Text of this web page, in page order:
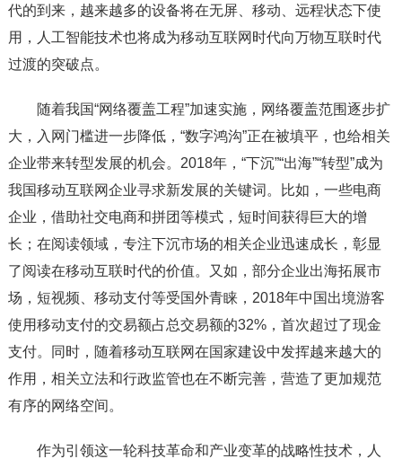
代的到来，越来越多的设备将在无屏、移动、远程状态下使
用，人工智能技术也将成为移动互联网时代向万物互联时代
过渡的突破点。
随着我国“网络覆盖工程”加速实施，网络覆盖范围逐步扩
大，入网门槛进一步降低，“数字鸿沟”正在被填平，也给相关
企业带来转型发展的机会。2018年，“下沉”“出海”“转型”成为
我国移动互联网企业寻求新发展的关键词。比如，一些电商
企业，借助社交电商和拼团等模式，短时间获得巨大的增
长；在阅读领域，专注下沉市场的相关企业迅速成长，彰显
了阅读在移动互联时代的价值。又如，部分企业出海拓展市
场，短视频、移动支付等受国外青睐，2018年中国出境游客
使用移动支付的交易额占总交易额的32%，首次超过了现金
支付。同时，随着移动互联网在国家建设中发挥越来越大的
作用，相关立法和行政监管也在不断完善，营造了更加规范
有序的网络空间。
作为引领这一轮科技革命和产业变革的战略性技术，人